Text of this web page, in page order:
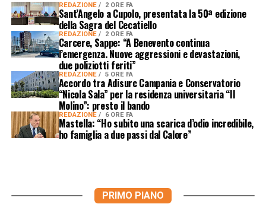
REDAZIONE 2 ORE FA
Sant’Angelo a Cupolo, presentata la 50ª edizione
della Sagra del Cecatiello
REDAZIONE 2 ORE FA
Carcere, Sappe: “A Benevento continua
l’emergenza. Nuove aggressioni e devastazioni,
due poliziotti feriti”
REDAZIONE 5 ORE FA
Accordo tra Adisurc Campania e Conservatorio
“Nicola Sala” per la residenza universitaria “Il
Molino”: presto il bando
REDAZIONE 6 ORE FA
Mastella: “Ho subito una scarica d’odio incredibile,
ho famiglia a due passi dal Calore”
PRIMO PIANO